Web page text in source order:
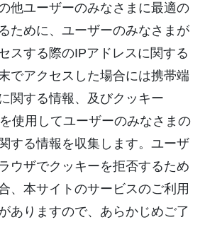
他ユーザーのみなさまに最適の
ために、ユーザーのみなさまが
スする際のIPアドレスに関する
でアクセスした場合には携帯端
関する情報、及びクッキー
使用してユーザーのみなさまの
する情報を収集します。ユーザ
ウザでクッキーを拒否するため
、本サイトのサービスのご利用
ありますので、あらかじめご了